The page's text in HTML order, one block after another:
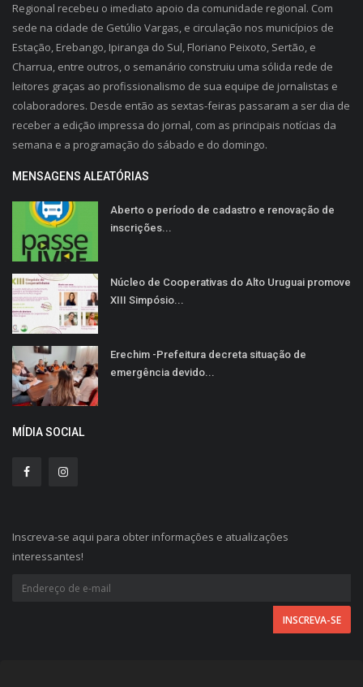
Regional recebeu o imediato apoio da comunidade regional. Com
sede na cidade de Getúlio Vargas, e circulação nos municípios de
Estação, Erebango, Ipiranga do Sul, Floriano Peixoto, Sertão, e
Charrua, entre outros, o semanário construiu uma sólida rede de
leitores graças ao profissionalismo de sua equipe de jornalistas e
colaboradores. Desde então as sextas-feiras passaram a ser dia de
receber a edição impressa do jornal, com as principais notícias da
semana e a programação do sábado e do domingo.
MENSAGENS ALEATÓRIAS
Aberto o período de cadastro e renovação de
inscrições...
Núcleo de Cooperativas do Alto Uruguai promove
XIII Simpósio...
Erechim -Prefeitura decreta situação de
emergência devido...
MÍDIA SOCIAL
Inscreva-se aqui para obter informações e atualizações
interessantes!